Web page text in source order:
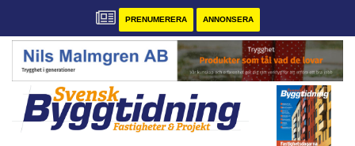
PRENUMERERA ANNONSERA